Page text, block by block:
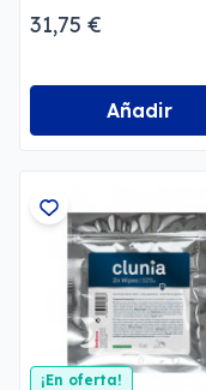
31,75 €
Añadir
¡En oferta!